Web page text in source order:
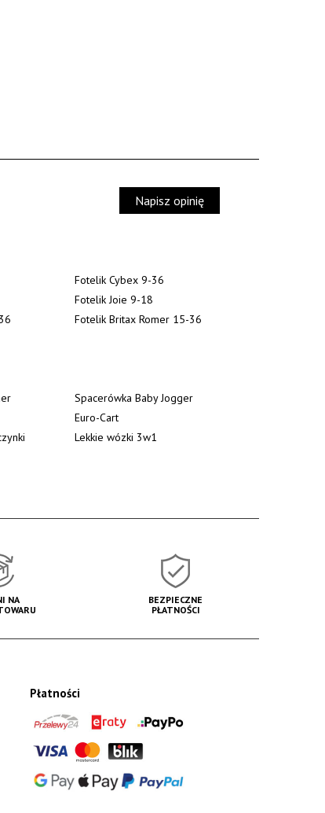
Napisz opinię
Fotelik Cybex 9-36
Fotelik Joie 9-18
Fotelik Britax Romer 15-36
Spacerówka Baby Jogger
Euro-Cart
Lekkie wózki 3w1
NA
BEZPIECZNE
PŁATNOŚCI
Płatności